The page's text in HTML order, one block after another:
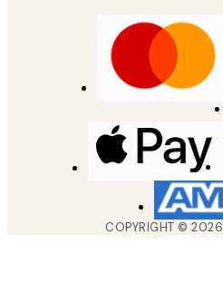
COPYRIGHT ©2026